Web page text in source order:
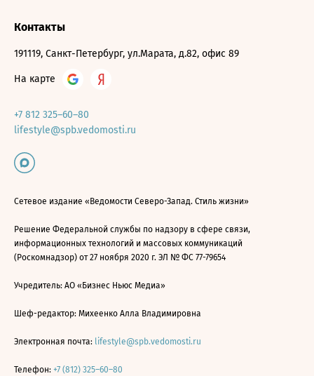
Контакты
191119, Санкт-Петербург, ул.Марата, д.82, офис 89
На карте
+7 812 325–60–80
lifestyle@spb.vedomosti.ru
Сетевое издание «Ведомости Северо-Запад. Стиль жизни»
Решение Федеральной службы по надзору в сфере связи,
информационных технологий и массовых коммуникаций
(Роскомнадзор) от 27 ноября 2020 г. ЭЛ № ФС 77-79654
Учредитель: АО «Бизнес Ньюс Медиа»
Шеф-редактор: Михеенко Алла Владимировна
Электронная почта: lifestyle@spb.vedomosti.ru
Телефон: +7 (812) 325–60–80